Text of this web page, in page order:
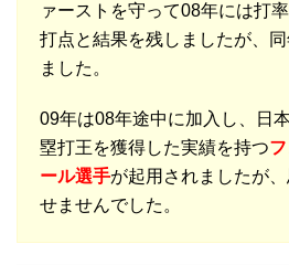
ァーストを守って08年には打
打点と結果を残しましたが、
ました。
09年は08年途中に加入し、日
塁打王を獲得した実績を持つ
ール選手が起用されましたが
せませんでした。